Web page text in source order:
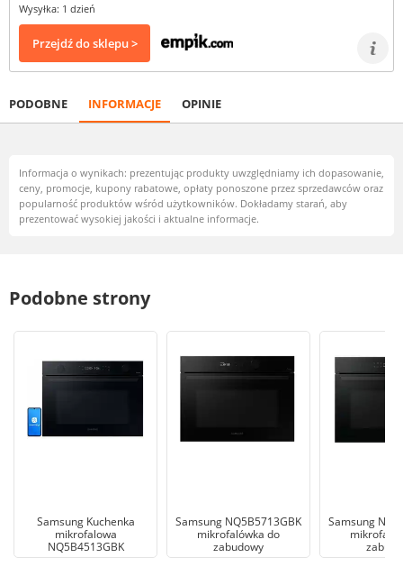
Wysyłka: 1 dzień
Przejdź do sklepu >
PODOBNE INFORMACJE OPINIE
Informacja o wynikach: prezentując produkty uwzględniamy ich dopasowanie,
ceny, promocje, kupony rabatowe, opłaty ponoszone przez sprzedawców oraz
popularność produktów wśród użytkowników. Dokładamy starań, aby
prezentować wysokiej jakości i aktualne informacje.
Podobne strony
Samsung Kuchenka
mikrofalowa
NQ5B4513GBK
Samsung NQ5B5713GBK
mikrofalówka do
zabudowy
Samsung